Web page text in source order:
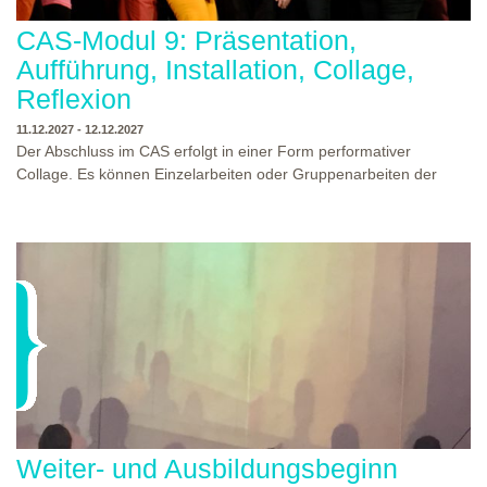
CAS-Modul 9: Präsentation,
Aufführung, Installation, Collage,
Reflexion
11.12.2027 - 12.12.2027
Der Abschluss im CAS erfolgt in einer Form performativer
Collage. Es können Einzelarbeiten oder Gruppenarbeiten der
Ausbildungsprogramm zu erleben. Die Studierenden des
oder Präsentation. Wir freuen uns über Begegnungen und
WO?
Weiter- und Ausbildungsbeginn